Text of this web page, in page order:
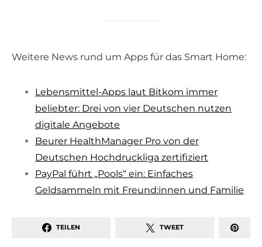
Weitere News rund um Apps für das Smart Home:
Lebensmittel-Apps laut Bitkom immer
beliebter: Drei von vier Deutschen nutzen
digitale Angebote
Beurer HealthManager Pro von der
Deutschen Hochdruckliga zertifiziert
PayPal führt „Pools“ ein: Einfaches
Geldsammeln mit Freund:innen und Familie
TEILEN TWEET